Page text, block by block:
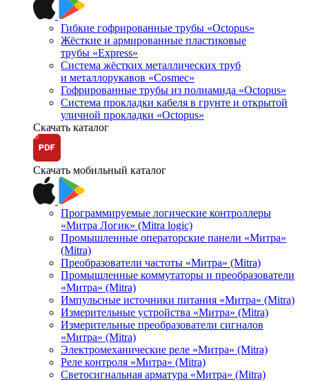
Гибкие гофрированные трубы «Octopus»
Жёсткие и армированные пластиковые
трубы «Express»
Система жёстких металлических труб
и металлорукавов «Cosmec»
Гофрированные трубы из полиамида «Octopus»
Система прокладки кабеля в грунте и открытой
уличной прокладки «Octopus»
Скачать каталог
Скачать мобильный каталог
Программируемые логические контроллеры
«Митра Логик» (Mitra logic)
Промышленные операторские панели «Митра»
(Mitra)
Преобразователи частоты «Митра» (Mitra)
Промышленные коммутаторы и преобразователи
«Митра» (Mitra)
Импульсные источники питания «Митра» (Mitra)
Измерительные устройства «Митра» (Mitra)
Измерительные преобразователи сигналов
«Митра» (Mitra)
Электромеханические реле «Митра» (Mitra)
Реле контроля «Митра» (Mitra)
Светосигнальная арматура «Митра» (Mitra)